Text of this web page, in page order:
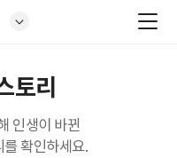
토리
인생이 바뀐
확인하세요.